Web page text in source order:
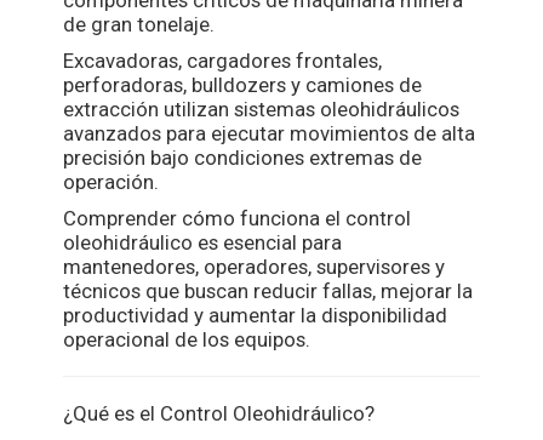
de gran tonelaje.
Excavadoras, cargadores frontales,
perforadoras, bulldozers y camiones de
extracción utilizan sistemas oleohidráulicos
avanzados para ejecutar movimientos de alta
precisión bajo condiciones extremas de
operación.
Comprender cómo funciona el control
oleohidráulico es esencial para
mantenedores, operadores, supervisores y
técnicos que buscan reducir fallas, mejorar la
productividad y aumentar la disponibilidad
operacional de los equipos.
¿Qué es el Control Oleohidráulico?